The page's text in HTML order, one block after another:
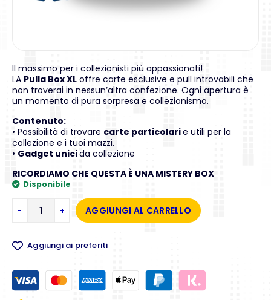
Il massimo per i collezionisti più appassionati!
LA Pulla Box XL offre carte esclusive e pull introvabili che
non troverai in nessun’altra confezione. Ogni apertura è
un momento di pura sorpresa e collezionismo.
Contenuto:
• Possibilità di trovare carte particolarie utili per la
collezione e i tuoi mazzi.
• Gadget unicida collezione
RICORDIAMO CHE QUESTA È UNA MISTERY BOX
Disponibile
- + AGGIUNGI AL CARRELLO
Aggiungi ai preferiti